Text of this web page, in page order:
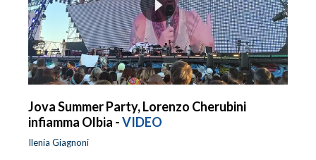
Jova Summer Party, Lorenzo Cherubini
infiamma Olbia -VIDEO
Ilenia Giagnoni